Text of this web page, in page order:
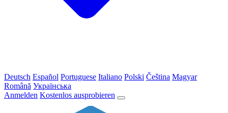
Deutsch Español Portuguese Italiano Polski Čeština Magyar
Română Українська
Anmelden Kostenlos ausprobieren